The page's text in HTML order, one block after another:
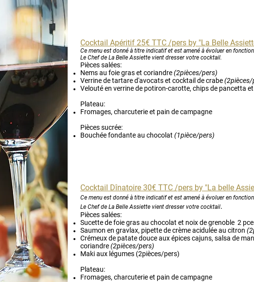
Cocktail Apéritif 25€ TTC /pers by "La Belle
Ce menu est donné à titre indicatif et est amené à évoluer en
Le Chef de La Belle Assiette vient dresser votre cocktail.
Pièces salées:
Nems au foie gras et coriandre(2pièces/pers)
Verrine de tartare d'avocats et cocktail de crabe(2pièces/
Velouté en verrine de potiron-carotte, chips de pancetta
Plateau:
Fromages, charcuterie et pain de campagne
Pièces sucrée:
Bouchée fondante au chocolat (1pièce/pers)
Cocktail Dînatoire 30€ TTC /pers by "La belle
Ce menu est donné à titre indicatif et est amené à évoluer en
​Le Chef de La Belle Assiette vient dresser votre cocktail.
Pièces salées:
Sucette de foie gras au chocolat et noix de grenoble 2
Saumon en gravlax, pipette de crème acidulée au citron
Crémeux de patate douce aux épices cajuns, salsa de
coriandre(2pièces/pers)
Maki aux légumes (2pièces/pers)
Plateau:
Fromages, charcuterie et pain de campagne